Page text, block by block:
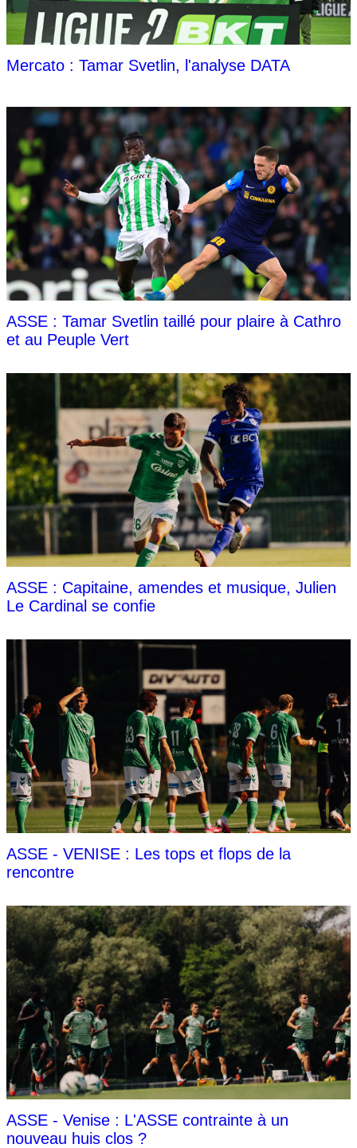
Mercato : Tamar Svetlin, l'analyse DATA
ASSE : Tamar Svetlin taillé pour plaire à Cathro
et au Peuple Vert
ASSE : Capitaine, amendes et musique, Julien
Le Cardinal se confie
ASSE - VENISE : Les tops et flops de la
rencontre
ASSE - Venise : L'ASSE contrainte à un
nouveau huis clos ?